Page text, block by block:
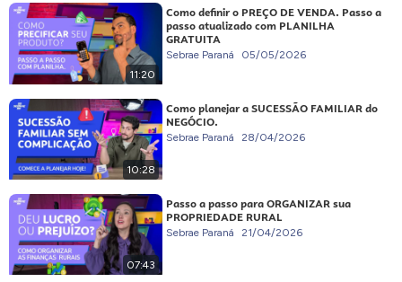
11:20
Como definir o PREÇO DE VENDA. Passo a
passo atualizado com PLANILHA
GRATUITA
Sebrae Paraná 05/05/2026
10:28
Como planejar a SUCESSÃO FAMILIAR do
NEGÓCIO.
Sebrae Paraná 28/04/2026
07:43
Passo a passo para ORGANIZAR sua
PROPRIEDADE RURAL
Sebrae Paraná 21/04/2026